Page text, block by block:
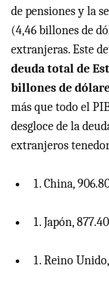
de pensiones y la
(4,46 billones de
extranjeras. Este
deuda total de
billones de
más que todo el
desgloce de la
extranjeros
China,
Japón,
Reino